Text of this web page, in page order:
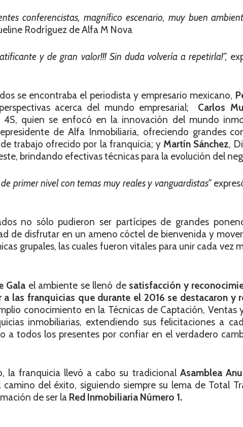
conferencistas, magnífico escenario, muy buen
Rodríguez de Alfa M Nova
y de gran valor!!! Sin duda volvería a repetirla!”,
se encontraba el periodista y empresario mexicano,
acerca del mundo empresarial; Carlos
4S, quien se enfocó en la innovación del mundo
de Alfa Inmobiliaria, ofreciendo grandes
trabajo ofrecido por la franquicia; y Martín Sánchez,
brindando efectivas técnicas para la evolución del
primer nivel con temas muy reales y vanguardistas”
no sólo pudieron ser partícipes de grandes
de disfrutar en un ameno cóctel de bienvenida y
grupales, las cuales fueron vitales para unir cada vez
Gala el ambiente se llenó de satisfacción y
a las franquicias que durante el 2016 se destacaron y
conocimiento en la Técnicas de Captación, Ventas
inmobiliarias, extendiendo sus felicitaciones a
a todos los presentes por confiar en el verdadero
la franquicia llevó a cabo su tradicional Asamblea
camino del éxito, siguiendo siempre su lema de Total
de ser la Red Inmobiliaria Número 1.